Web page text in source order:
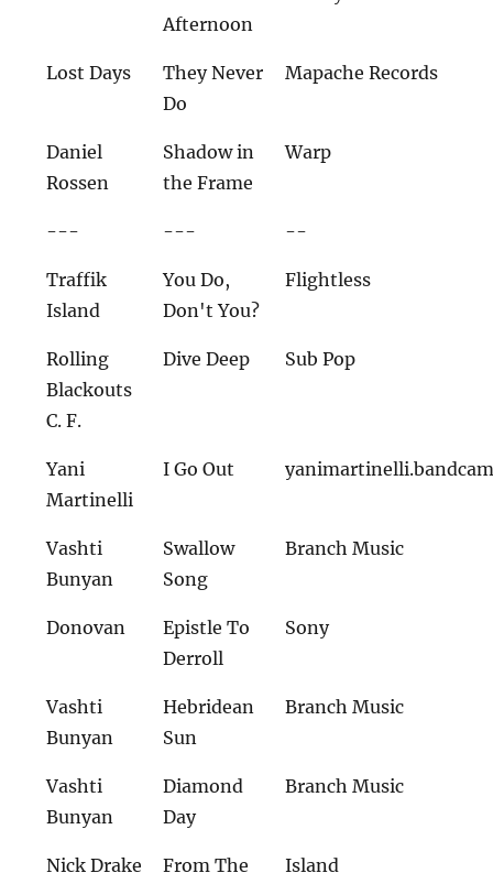
Afternoon
Lost Days
They Never
Do
Mapache Records
Daniel
Rossen
Shadow in
the Frame
Warp
--- --- --
Traffik
Island
You Do,
Don't You?
Flightless
Rolling
Blackouts
C. F.
Dive Deep Sub Pop
Yani
Martinelli
I Go Out
Vashti
Bunyan
Swallow
Song
Branch Music
Donovan
Epistle To
Derroll
Sony
Vashti
Bunyan
Hebridean
Sun
Branch Music
Vashti
Bunyan
Diamond
Day
Branch Music
Nick Drake
From The
Island